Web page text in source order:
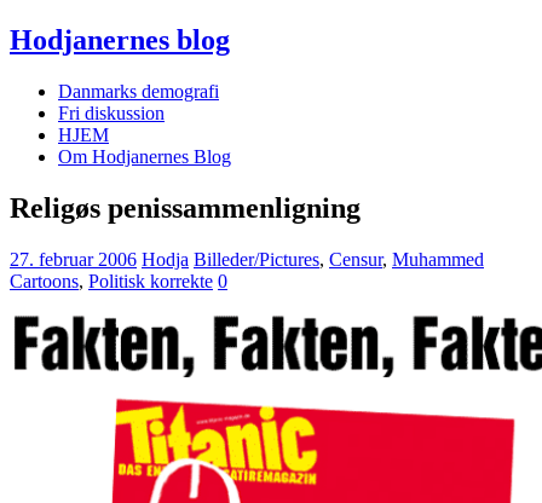
Hodjanernes blog
Danmarks demografi
Fri diskussion
HJEM
Om Hodjanernes Blog
Religøs penissammenligning
27. februar 2006 Hodja Billeder/Pictures, Censur, Muhammed
Cartoons, Politisk korrekte 0